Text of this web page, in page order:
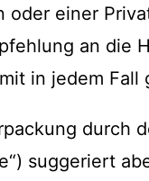
oder einer
an die
in jedem Fall
durch
suggeriert